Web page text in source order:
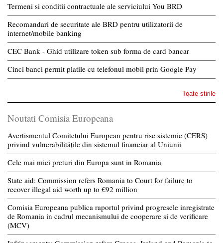
Termeni si conditii contractuale ale serviciului You BRD
Recomandari de securitate ale BRD pentru utilizatorii de
internet/mobile banking
CEC Bank - Ghid utilizare token sub forma de card bancar
Cinci banci permit platile cu telefonul mobil prin Google Pay
Toate stirile
Noutati Comisia Europeana
Avertismentul Comitetului European pentru risc sistemic (CERS)
privind vulnerabilitățile din sistemul financiar al Uniunii
Cele mai mici preturi din Europa sunt in Romania
State aid: Commission refers Romania to Court for failure to
recover illegal aid worth up to €92 million
Comisia Europeana publica raportul privind progresele inregistrate
de Romania in cadrul mecanismului de cooperare si de verificare
(MCV)